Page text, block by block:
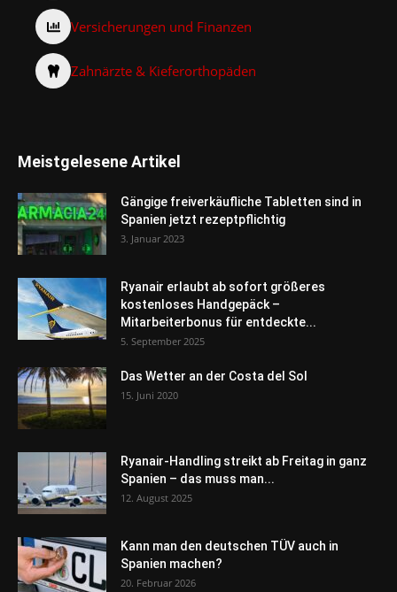
Versicherungen und Finanzen
Zahnärzte & Kieferorthopäden
Meistgelesene Artikel
Gängige freiverkäufliche Tabletten sind in
Spanien jetzt rezeptpflichtig
3. Januar 2023
Ryanair erlaubt ab sofort größeres
kostenloses Handgepäck –
Mitarbeiterbonus für entdeckte...
5. September 2025
Das Wetter an der Costa del Sol
15. Juni 2020
Ryanair-Handling streikt ab Freitag in ganz
Spanien – das muss man...
12. August 2025
Kann man den deutschen TÜV auch in
Spanien machen?
20. Februar 2026